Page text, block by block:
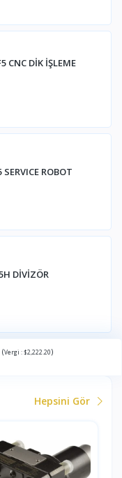
ROBOT
DİVİZÖR
(Vergi :$2,222.20)
Hepsini Gör